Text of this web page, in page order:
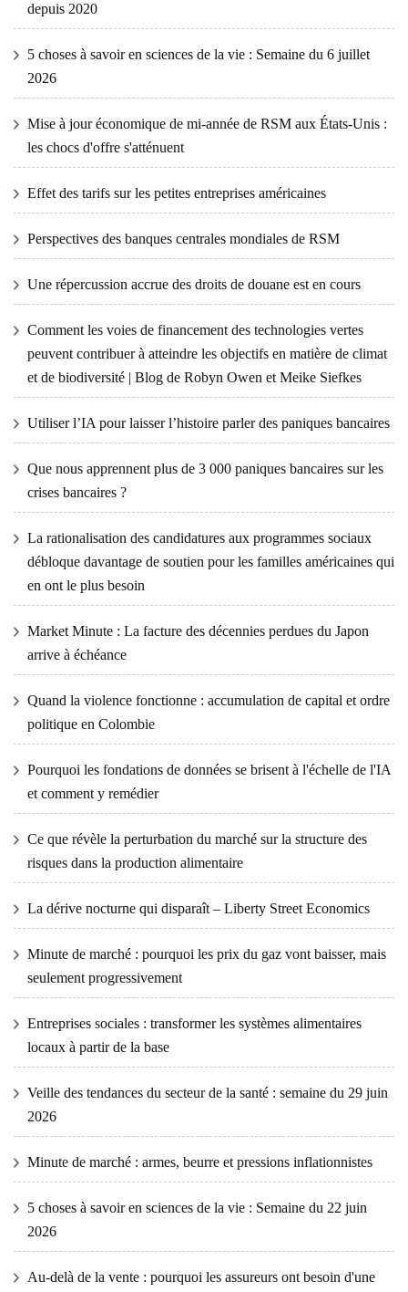
depuis 2020
5 choses à savoir en sciences de la vie : Semaine du 6 juillet
2026
Mise à jour économique de mi-année de RSM aux États-Unis :
les chocs d'offre s'atténuent
Effet des tarifs sur les petites entreprises américaines
Perspectives des banques centrales mondiales de RSM
Une répercussion accrue des droits de douane est en cours
Comment les voies de financement des technologies vertes
peuvent contribuer à atteindre les objectifs en matière de climat
et de biodiversité | Blog de Robyn Owen et Meike Siefkes
Utiliser l’IA pour laisser l’histoire parler des paniques bancaires
Que nous apprennent plus de 3 000 paniques bancaires sur les
crises bancaires ?
La rationalisation des candidatures aux programmes sociaux
débloque davantage de soutien pour les familles américaines qui
en ont le plus besoin
Market Minute : La facture des décennies perdues du Japon
arrive à échéance
Quand la violence fonctionne : accumulation de capital et ordre
politique en Colombie
Pourquoi les fondations de données se brisent à l'échelle de l'IA
et comment y remédier
Ce que révèle la perturbation du marché sur la structure des
risques dans la production alimentaire
La dérive nocturne qui disparaît – Liberty Street Economics
Minute de marché : pourquoi les prix du gaz vont baisser, mais
seulement progressivement
Entreprises sociales : transformer les systèmes alimentaires
locaux à partir de la base
Veille des tendances du secteur de la santé : semaine du 29 juin
2026
Minute de marché : armes, beurre et pressions inflationnistes
5 choses à savoir en sciences de la vie : Semaine du 22 juin
2026
Au-delà de la vente : pourquoi les assureurs ont besoin d'une